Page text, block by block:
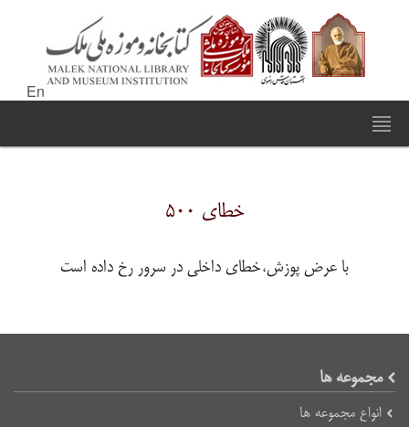
En
خطای ۵۰۰
با عرض پوزش،خطای داخلی در سرور رخ داده است
مجموعه ها
انواع مجموعه ها